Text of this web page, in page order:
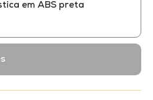
em ABS preta